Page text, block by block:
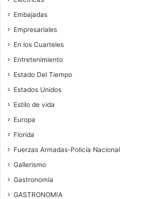
Embajadas
Empresariales
En los Cuarteles
Entretenimiento
Estado Del Tiempo
Estados Unidos
Estilo de vida
Europa
Florida
Fuerzas Armadas-Policía Nacional
Gallerismo
Gastronomía
GASTRONOMIA